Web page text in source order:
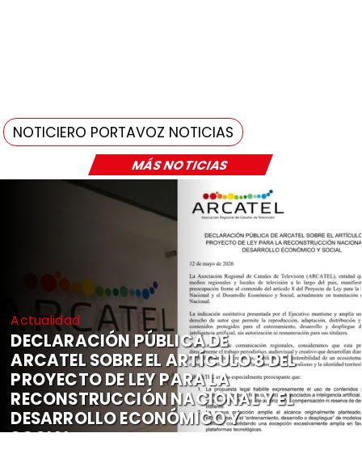
MÁS NOTICIAS
NOTICIERO PORTAVOZ NOTICIAS
Actualidad
DECLARACIÓN PÚBLICA DE
ARCATEL SOBRE EL ARTÍCULO 8 DEL
PROYECTO DE LEY PARA LA
RECONSTRUCCIÓN NACIONAL Y EL
DESARROLLO ECONÓMICO Y
SOCIAL